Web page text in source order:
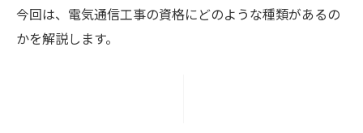
今回は、電気通信工事の資格にどのような種類があるの
かを解説します。